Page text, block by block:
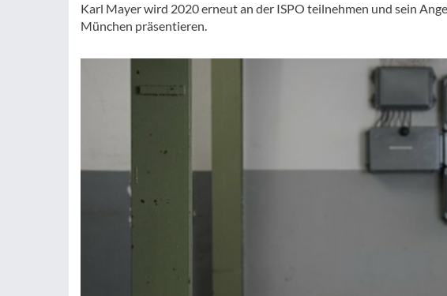
Karl Mayer wird 2020 erneut an der ISPO teilnehmen und sein
München präsentieren.